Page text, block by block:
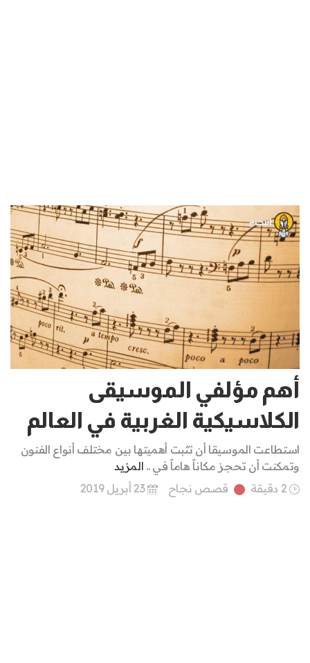
أهم مؤلفي الموسيقى
الكلاسيكية الغربية في العالم
استطاعت الموسيقا أن تثبت أهميتها بين مختلف أنواع الفنون
وتمكنت أن تحجز مكاناً هاماً في .. المزيد
2 دقيقة
قصص نجاح 23 أبريل 2019